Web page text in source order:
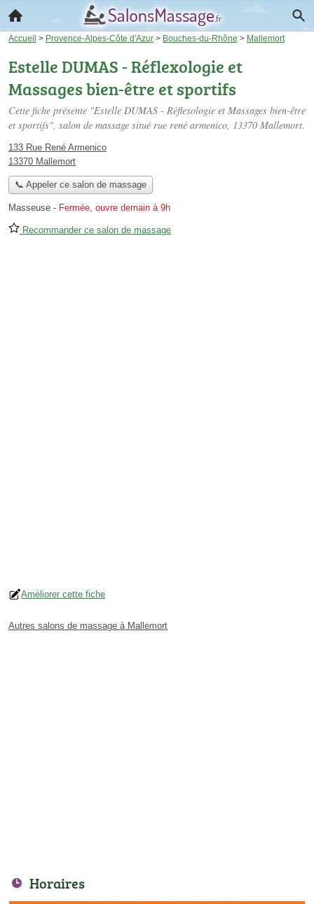
Accueil > Provence-Alpes-Côte d'Azur > Bouches-du-Rhône > Mallemort
Estelle DUMAS - Réflexologie et
Massages bien-être et sportifs
Cette fiche présente "Estelle DUMAS - Réflexologie et Massages bien-être
et sportifs", salon de massage situé rue rené armenico, 13370 Mallemort.
133 Rue René Armenico
13370 Mallemort
📞 Appeler ce salon de massage
Masseuse - Fermée, ouvre demain à 9h
Recommander ce salon de massage
Améliorer cette fiche
Autres salons de massage à Mallemort
Horaires